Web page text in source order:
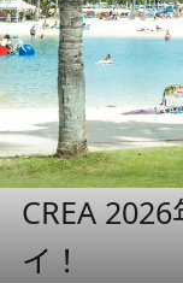
CREA
イ！